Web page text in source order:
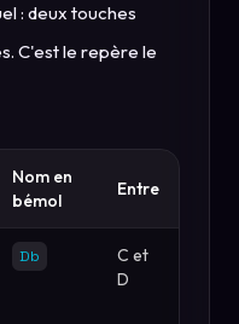
: deux touches
C'est le repère le
Nom en
bémol
Entre
Db
C et
D